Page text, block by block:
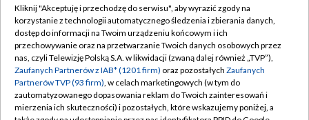
TVP
Abonament TVP
Emisja w TVP
Centrum informacji TVP
Naziemna Telewizja Cyfrowa
Regulamin TVP
Polityka prywatności
Moje zgody
Pomoc
Kliknij "Akceptuję i przechodzę do serwisu", aby wyrazić zgody na
korzystanie z technologii automatycznego śledzenia i zbierania danych,
dostęp do informacji na Twoim urządzeniu końcowym i ich
przechowywanie oraz na przetwarzanie Twoich danych osobowych przez
nas, czyli Telewizję Polską S.A. w likwidacji (zwaną dalej również „TVP”),
Zaufanych Partnerów z IAB* (1201 firm) oraz pozostałych Zaufanych
Partnerów TVP (93 firm), w celach marketingowych (w tym do
zautomatyzowanego dopasowania reklam do Twoich zainteresowań i
mierzenia ich skuteczności) i pozostałych, które wskazujemy poniżej, a